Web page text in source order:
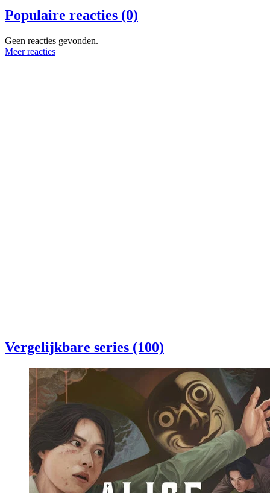
Populaire reacties (0)
Geen reacties gevonden.
Meer reacties
Vergelijkbare series (100)